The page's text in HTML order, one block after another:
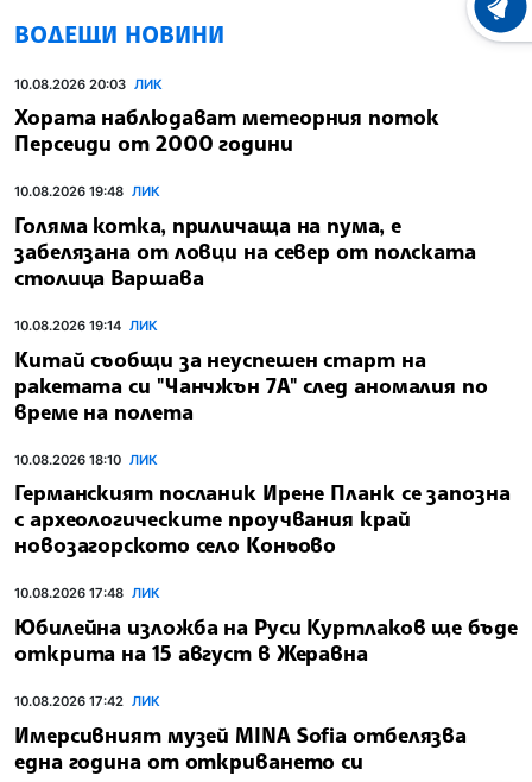
ВОДЕЩИ НОВИНИ
10.08.2026 20:03 ЛИК
Хората наблюдават метеорния поток
Персеиди от 2000 години
10.08.2026 19:48 ЛИК
Голяма котка, приличаща на пума, е
забелязана от ловци на север от полската
столица Варшава
10.08.2026 19:14 ЛИК
Китай съобщи за неуспешен старт на
ракетата си "Чанчжън 7A" след аномалия по
време на полета
10.08.2026 18:10 ЛИК
Германският посланик Ирене Планк се запозна
с археологическите проучвания край
новозагорското село Коньово
10.08.2026 17:48 ЛИК
Юбилейна изложба на Руси Куртлаков ще бъде
открита на 15 август в Жеравна
10.08.2026 17:42 ЛИК
Имерсивният музей MINA Sofia отбелязва
една година от откриването си